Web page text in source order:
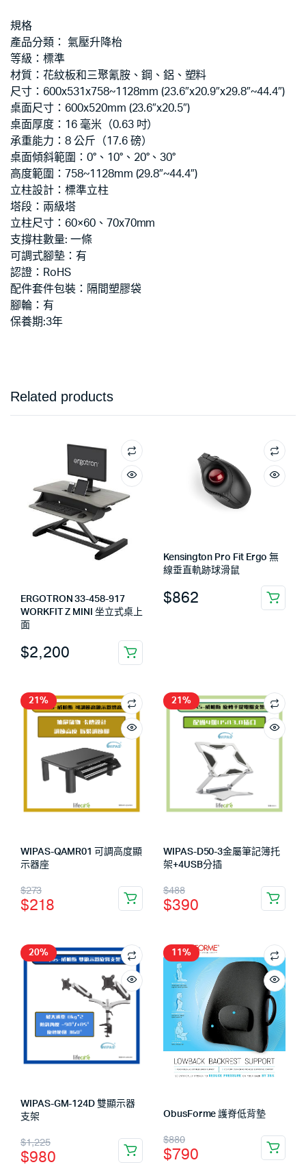
規格
產品分類： 氣壓升降枱
等級：標準
材質：花紋板和三聚氰胺、鋼、鋁、塑料
尺寸：600x531x758~1128mm (23.6″x20.9″x29.8″~44.4″)
桌面尺寸：600x520mm (23.6″x20.5″)
桌面厚度：16 毫米（0.63 吋）
承重能力：8 公斤（17.6 磅）
桌面傾斜範圍：0°、10°、20°、30°
高度範圍：758~1128mm (29.8″~44.4″)
立柱設計：標準立柱
塔段：兩級塔
立柱尺寸：60×60、70x70mm
支撐柱數量: 一條
可調式腳墊：有
認證：RoHS
配件套件包裝：隔間塑膠袋
腳輪：有
保養期:3年
Related products
ERGOTRON 33-458-917
WORKFIT Z MINI 坐立式桌上
面
$2,200
Kensington Pro Fit Ergo 無
線垂直軌跡球滑鼠
$862
21%
WIPAS-QAMR01 可調高度顯
示器座
$273
$218
21%
WIPAS-D50-3金屬筆記簿托
架+4USB分插
$488
$390
20%
WIPAS-GM-124D 雙顯示器
支架
$1,225
$980
11%
ObusForme 護脊低背墊
$880
$790